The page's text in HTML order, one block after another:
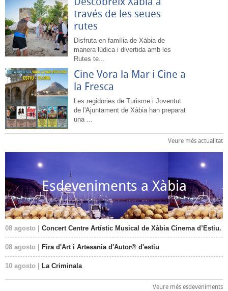
través de les seues
rutes
Disfruta en família de Xàbia de
manera lúdica i divertida amb les
Rutes te...
Cine Vora la Mar i Cine a
la Fresca
Les regidories de Turisme i Joventut
de l'Ajuntament de Xàbia han preparat
una ...
Veure més actualitat
Esdeveniments a Xàbia
08 agosto | Concert Centre Artístic Musical de Xàbia Cinema d’Estiu.
08 agosto | Fira d'Art i Artesania d'Autor® d'estiu
10 agosto | La Criminala
Veure més esdeveniments